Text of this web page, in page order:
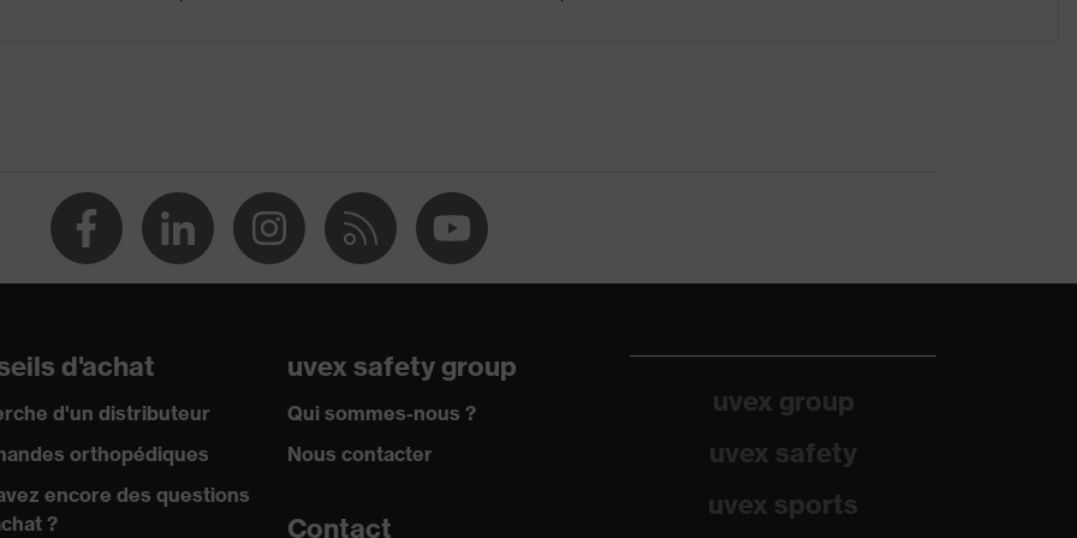
d'achat
d'un distributeur
orthopédiques
encore des questions
?
uvex safety group
Qui sommes-nous ?
Nous contacter
Contact
uvex group
uvex safety
uvex sports